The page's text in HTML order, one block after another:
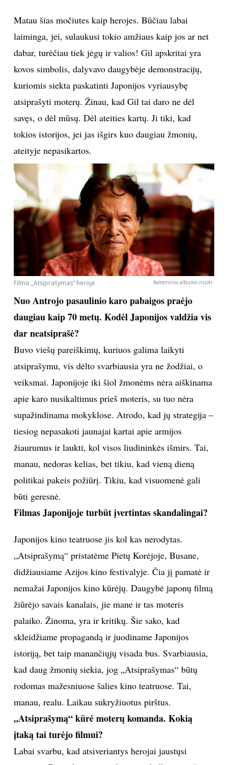
Matau šias močiutes kaip herojes. Būčiau labai
laiminga, jei, sulaukusi tokio amžiaus kaip jos ar net
dabar, turėčiau tiek jėgų ir valios! Gil apskritai yra
kovos simbolis, dalyvavo daugybėje demonstracijų,
kuriomis siekta paskatinti Japonijos vyriausybę
atsiprašyti moterų. Žinau, kad Gil tai daro ne dėl
savęs, o dėl mūsų. Dėl ateities kartų. Ji tiki, kad
tokios istorijos, jei jas išgirs kuo daugiau žmonių,
ateityje nepasikartos.
Filmo „Atsiprašymas“ herojė Asmeninio albumo nuotr.
Nuo Antrojo pasaulinio karo pabaigos praėjo
daugiau kaip 70 metų. Kodėl Japonijos valdžia vis
dar neatsiprašė?
Buvo viešų pareiškimų, kuriuos galima laikyti
atsiprašymu, vis dėlto svarbiausia yra ne žodžiai, o
veiksmai. Japonijoje iki šiol žmonėms nėra aiškinama
apie karo nusikaltimus prieš moteris, su tuo nėra
supažindinama mokyklose. Atrodo, kad jų strategija –
tiesiog nepasakoti jaunajai kartai apie armijos
žiaurumus ir laukti, kol visos liudininkės išmirs. Tai,
manau, nedoras kelias, bet tikiu, kad vieną dieną
politikai pakeis požiūrį. Tikiu, kad visuomenė gali
būti geresnė.
Filmas Japonijoje turbūt įvertintas skandalingai?
Japonijos kino teatruose jis kol kas nerodytas.
„Atsiprašymą“ pristatėme Pietų Korėjoje, Busane,
didžiausiame Azijos kino festivalyje. Čia jį pamatė ir
nemažai Japonijos kino kūrėjų. Daugybė japonų filmą
žiūrėjo savais kanalais, jie mane ir tas moteris
palaiko. Žinoma, yra ir kritikų. Šie sako, kad
skleidžiame propagandą ir juodiname Japonijos
istoriją, bet taip manančiųjų visada bus. Svarbiausia,
kad daug žmonių siekia, jog „Atsiprašymas“ būtų
rodomas mažesniuose šalies kino teatruose. Tai,
manau, realu. Laikau sukryžiuotus pirštus.
„Atsiprašymą“ kūrė moterų komanda. Kokią
įtaką tai turėjo filmui?
Labai svarbu, kad atsiveriantys herojai jaustųsi